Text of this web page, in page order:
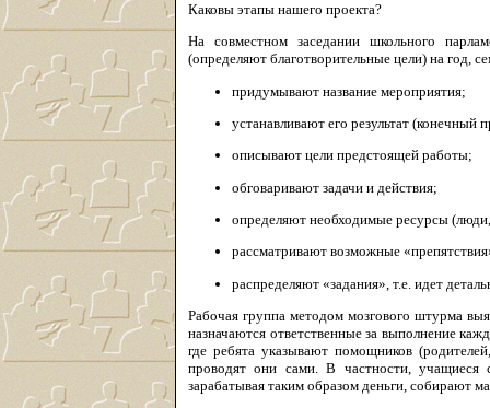
Каковы этапы нашего проекта?
На совместном заседании школьного
(определяют благотворительные цели) на год,
придумывают название мероприятия;
устанавливают его результат (конечный
описывают цели предстоящей работы;
обговаривают задачи и действия;
определяют необходимые ресурсы
рассматривают возможные
распределяют «задания», т.е. идет
Рабочая группа методом мозгового штурма
назначаются ответственные за выполнение
где ребята указывают помощников
проводят они сами. В частности, учащиеся
зарабатывая таким образом деньги, собирают